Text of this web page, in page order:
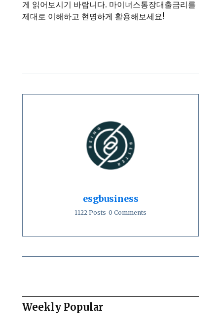
게 읽어보시기 바랍니다. 마이너스통장대출금리를
제대로 이해하고 현명하게 활용해보세요!
esgbusiness
1122 Posts 0 Comments
Weekly Popular